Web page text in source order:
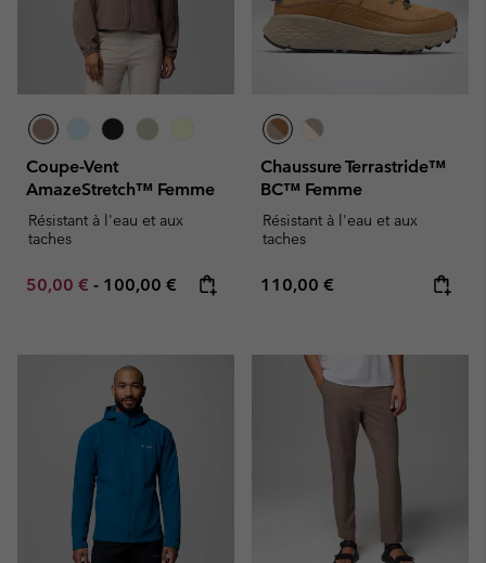
Coupe-Vent
AmazeStretch™ Femme
Résistant à l'eau et aux
taches
Minimum sale price:
50,00 € - Maximum price:
100,00 €
Chaussure Terrastride™
BC™ Femme
Résistant à l'eau et aux
taches
Regular price:
110,00 €